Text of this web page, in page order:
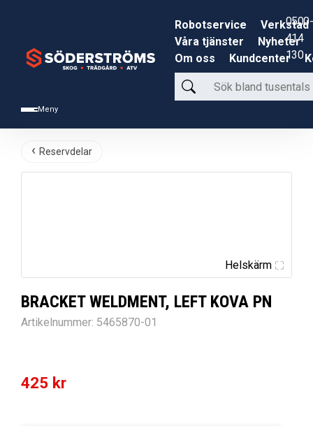
Meny
Robotservice
Verkstad
Våra tjänster
Nyheter
Om oss
Kundcenter
Sök
bland
produkter
0500-
414
130
Reservdelar
Helskärm
BRACKET WELDMENT, LEFT KOVA PN
Artikelnummer: 5465870-01
425 kr